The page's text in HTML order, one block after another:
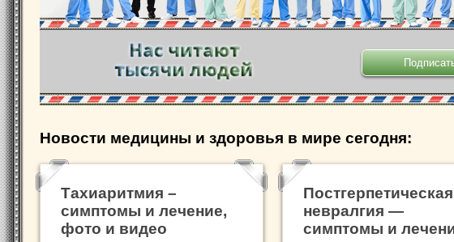
Новости медицины и здоровья в мире сегодня:
Тахиаритмия –
симптомы и лечение,
фото и видео
Постгерпетическая
невралгия —
симптомы и